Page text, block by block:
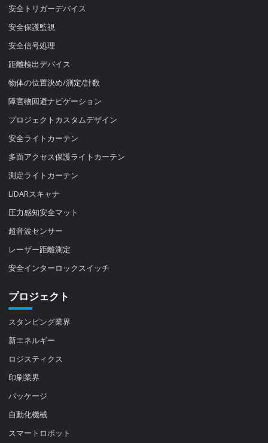
安全トリガーデバイス
安全保護監視
安全信号処理
距離検出デバイス
物体の位置決め/測定/計数
障害物回避ナビゲーション
プロジェクトカスタムデザイン
安全ライトカーテン
多面アクセス保護ライトカーテン
測定ライトカーテン
LiDARスキャナ
圧力感知安全マット
超音波センサー
レーザー距離測定
安全インターロックスイッチ
プロジェクト
スタンピング業界
新エネルギー
ロジスティクス
印刷業界
パッケージ
自動化機械
スマートロボット